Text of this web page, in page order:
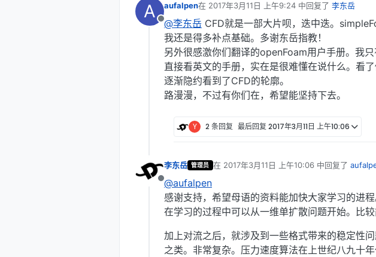
A
离线
aufalpen在 2017年3月11日 上午9:24 中回复了 李东岳
最后由 编辑
@李东岳 CFD就是一部大片呗，迭中迭。
我还是得多补点基础。多谢东岳指教！
另外很感激你们翻译的openFoam用户手册。我
直接看英文的手册，实在是很难懂在说什么。看
逐渐隐约看到了CFD的轮廓。
路漫漫，不过有你们在，希望能坚持下去。
Y 2 条回复 最后回复 2017年3月11日 上午10:06
离线
李东岳 管理员 在 2017年3月11日 上午10:06中回复了
最后由 编辑
@aufalpen
感谢支持，希望母语的资料能加快大家学习的进
在学习的过程中可以从一维单扩散问题开始。比较
加上对流之后，就涉及到一些格式带来的稳定性
之类。非常复杂。压力速度算法在上世纪八九十